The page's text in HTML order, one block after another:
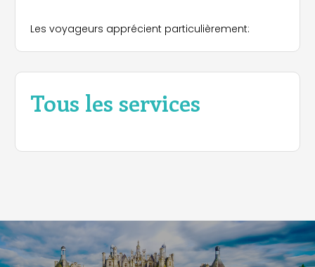
Les voyageurs apprécient particulièrement:
Tous les services